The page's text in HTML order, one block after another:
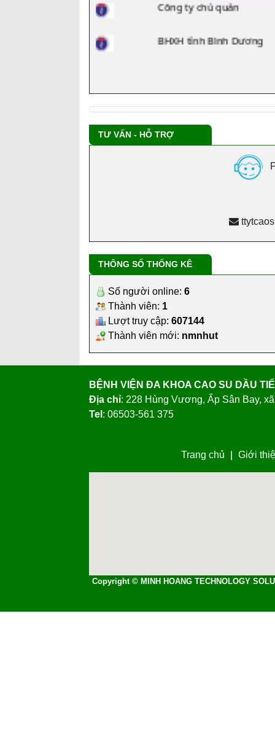
Lượt truy cập:607144
Thành viên mới:nmnhut
BỆNH VIỆN ĐA KHOA CAO SU DẦU
Địa chỉ: 228 Hùng Vương, Ấp Sân Bay,
Tel: 06503-561 375
Trang chủ Giới